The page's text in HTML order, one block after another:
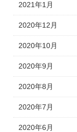
2021年1月
2020年12月
2020年10月
2020年9月
2020年8月
2020年7月
2020年6月